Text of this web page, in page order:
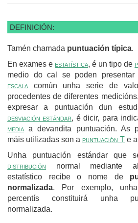
DEFINICIÓN:
Tamén chamada puntuación típica.
En exames e estatística, é un tipo de
medio do cal se poden presentar
escala común unha serie de
procedentes de diferentes
expresar a puntuación dun
desviación estándar, é dicir, para
media a devandita puntuación. As
máis utilizadas son a puntuación T e a
Unha puntuación estándar que
distribución normal mediante
estatístico recibe o nome de
normalizada. Por exemplo,
percentís constituirá unha
normalizada.